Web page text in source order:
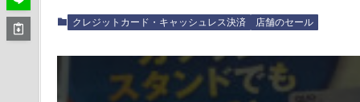
クレジットカード・キャッシュレス決済 店舗のセール